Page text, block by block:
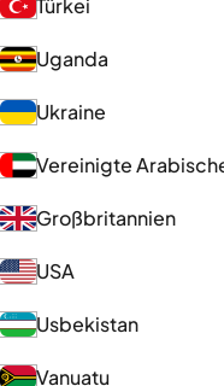
Türkei
Uganda
Ukraine
Vereinigte
Großbritannien
USA
Usbekistan
Vanuatu